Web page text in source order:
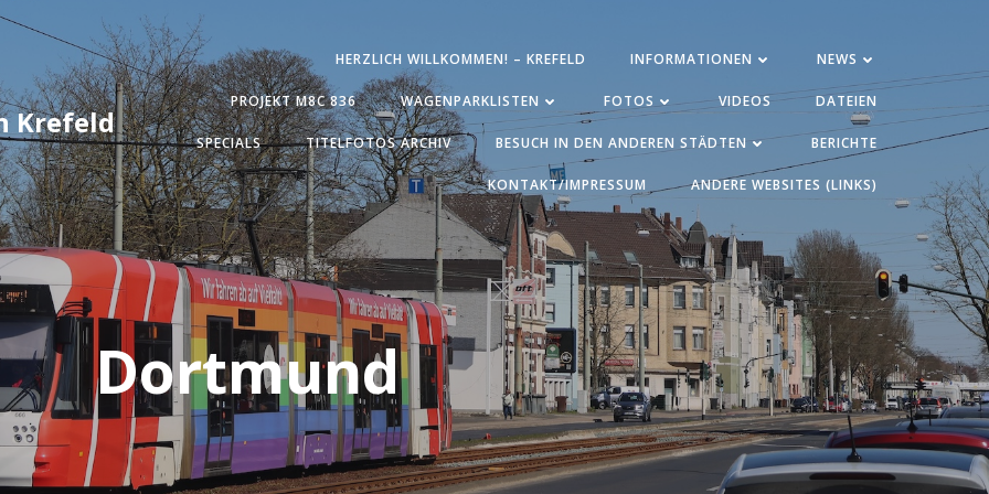
Krefeld
HERZLICH WILLKOMMEN! – KREFELD INFORMATIONEN NEWS
PROJEKT M8C 836 WAGENPARKLISTEN FOTOS VIDEOS DATEIEN
SPECIALS TITELFOTOS ARCHIV BESUCH IN DEN ANDEREN STÄDTEN BERICHTE
KONTAKT/IMPRESSUM ANDERE WEBSITES (LINKS)
Dortmund